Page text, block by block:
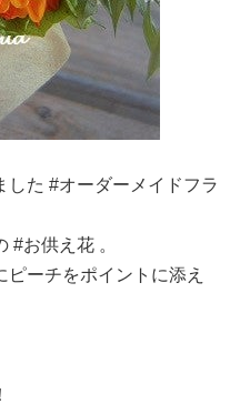
した #オーダーメイドフラ
#お供え花 。
ーチをポイントに添え